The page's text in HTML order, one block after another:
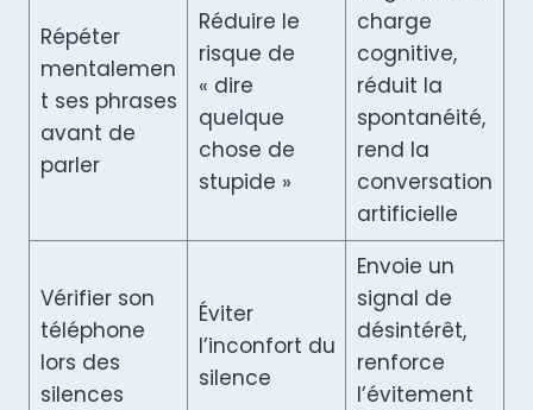
Répéter
mentalemen
t ses phrases
avant de
parler
Réduire le
risque de
« dire
quelque
chose de
stupide »
charge
cognitive,
réduit la
spontanéité,
rend la
conversation
artificielle
Vérifier son
téléphone
lors des
silences
Éviter
l’inconfort du
silence
Envoie un
signal de
désintérêt,
renforce
l’évitement